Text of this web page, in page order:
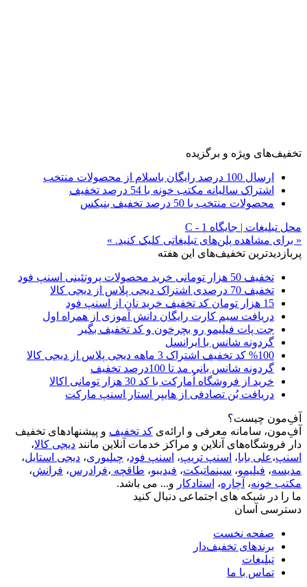
تخفیف‌های ویژه و برگزیده
ارسال 100 درصد رایگان باسلام از محصولات منتخب
اشتراک سالیانه مکتب خونه با 54 درصد تخفیف
محصولات منتخب با 50 درصد تخفیف بنیکس
محل تبلیغات | جایگاه C - 1
« برای مشاهده پلن‌های تبلیغاتی کلیک کنید. »
پربازدیدترین تخفیف‌های این هفته
تخفیف 50 هزار تومانی خرید محصولات پروتئینی اسنپ فود
تخفیف 70 درصدی اشتراک دیجی پلاس از دیجی کالا
15 هزار تومان کد تخفیف خرید نان از اسنپ فود
دریافت سیم کارت رایگان دانش آموزی از همراه اول
جت پات فیلیمو رو بچرخون و کد تخفیف بگیر
گردونه شانس با ایرانسل
%100 کد تخفیف اشتراک 3 ماهه دیجی پلاس از دیجی کالا
گردونه شانس بانی مد تا 100درصد تخفیف
خرید از فروشگاه اُمارکت با کد 30 هزار تومانی اکالا
دریافت بُن تصادفی از هایپر استار اسنپ مارکت
آفِ‌مون چیست؟
آفِ‌مون، سامانه معرفی و ارائه‌ی کد تخفیف و پیشنهادهای تخفیف
دار فروشگاه‌های آنلاین و مراکز خدمات آنلاین مانند دیجی کالا،
اسنپ،علی بابا، اسنپ تریپ، اسنپ فود، چیلیوری، دیجی استایل،
مدیسه، فیلیمو، سینماتیکت، فیدیبو، طاقچه ،فرادرس، فرانش،
مکتب خونه، آچاره، استادکار و... می باشد.
ما را در شبکه های اجتماعی دنبال کنید
دسترسی آسان
صفحه نخست
برندهای تخفیف‌دار
تبلیغات
تماس با ما